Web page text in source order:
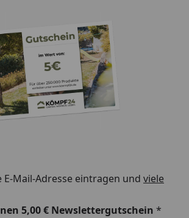
E-Mail-Adresse eintragen und viele
5,00 € Newslettergutschein *